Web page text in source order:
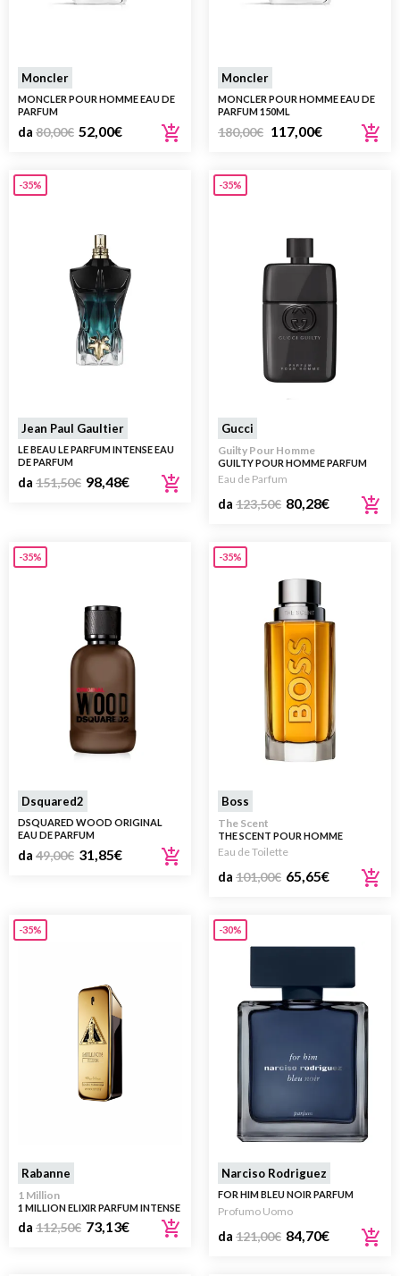
Moncler
MONCLER POUR HOMME EAU DE
PARFUM
da 80,00€ 52,00€
Moncler
MONCLER POUR HOMME EAU DE
PARFUM 150ML
180,00€ 117,00€
-35%
Jean Paul Gaultier
LE BEAU LE PARFUM INTENSE EAU
DE PARFUM
da 151,50€ 98,48€
-35%
Gucci
Guilty Pour Homme
GUILTY POUR HOMME PARFUM
Eau de Parfum
da 123,50€ 80,28€
-35%
Dsquared2
DSQUARED WOOD ORIGINAL
EAU DE PARFUM
da 49,00€ 31,85€
-35%
Boss
The Scent
THE SCENT POUR HOMME
Eau de Toilette
da 101,00€ 65,65€
-35%
Rabanne
1 Million
1 MILLION ELIXIR PARFUM INTENSE
da 112,50€ 73,13€
-30%
Narciso Rodriguez
FOR HIM BLEU NOIR PARFUM
Profumo Uomo
da 121,00€ 84,70€